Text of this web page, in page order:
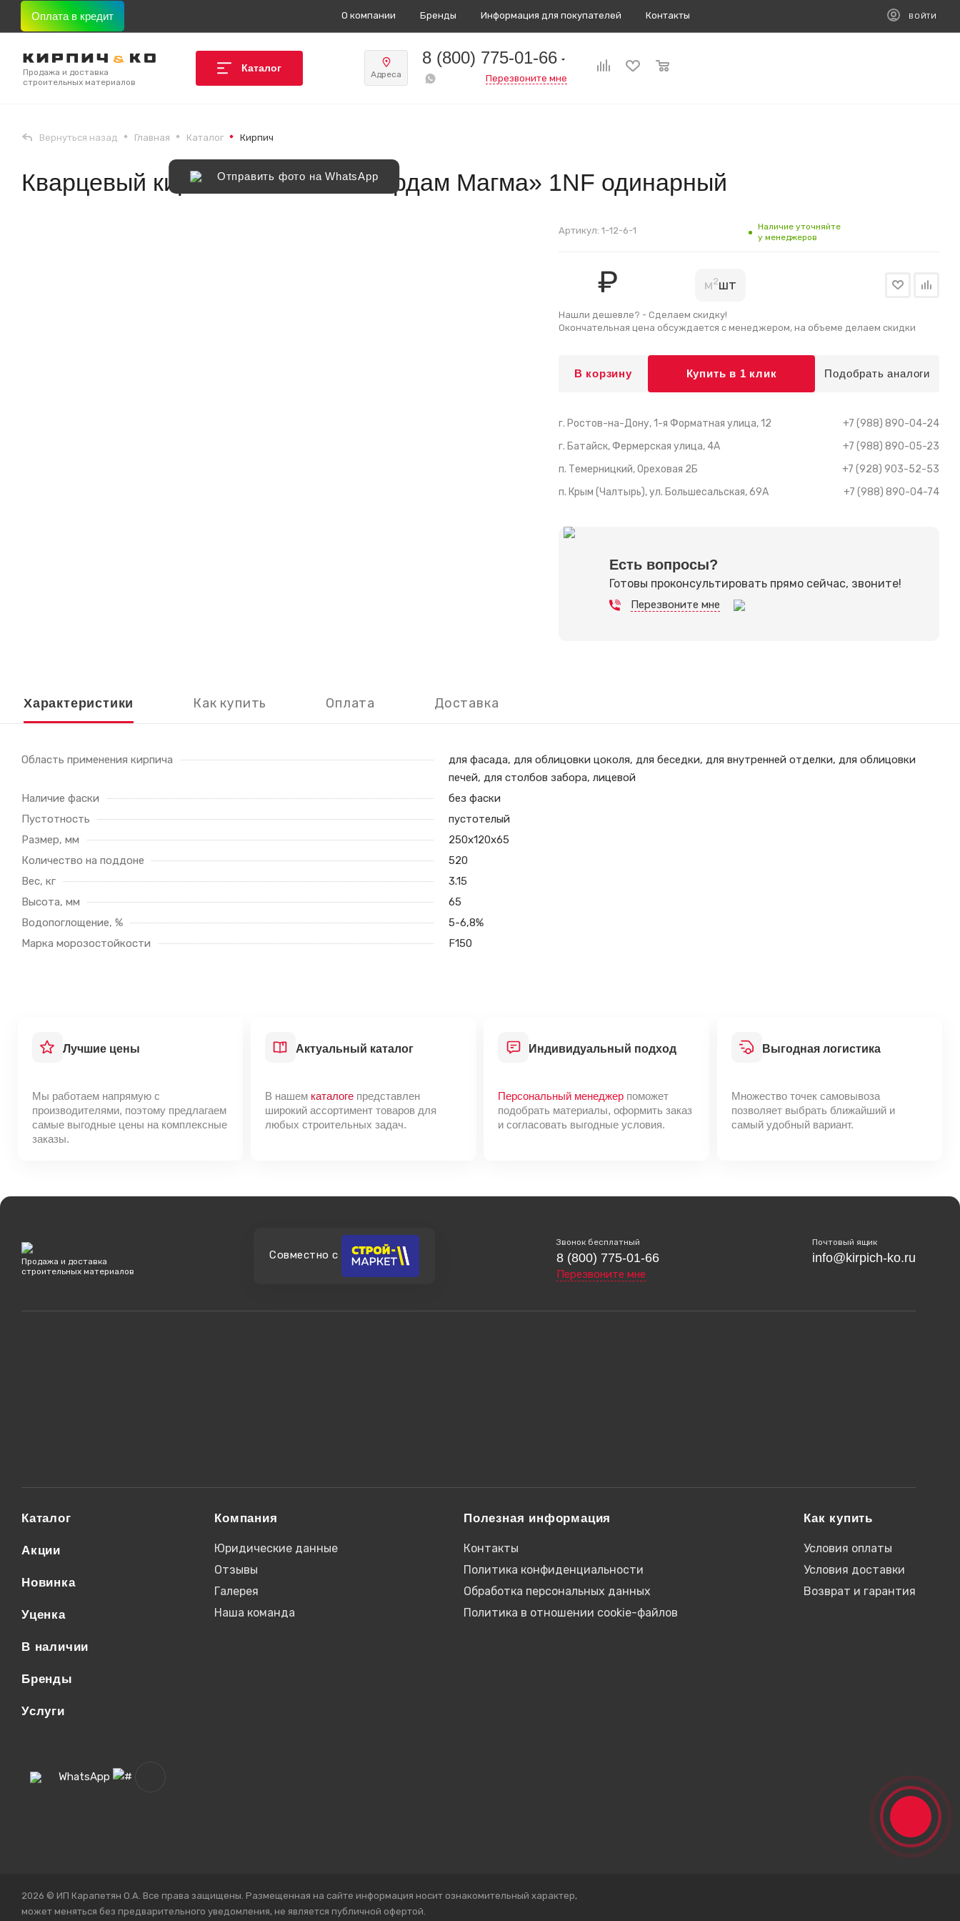
Оплата в кредит О компании Бренды Информация для покупателей Контакты ВОЙТИ
Продажа и доставка
строительных материалов
Каталог
Адреса
8 (800) 775-01-66
Перезвоните мне
Кварцевый кирпич Литос «Амстердам Магма» 1NF одинарный
Вернуться назад Главная Каталог Кирпич
Отправить фото на WhatsApp
Артикул: 1-12-6-1
Наличие уточняйте
у менеджеров
₽ м2шт
Нашли дешевле? - Сделаем скидку!
Окончательная цена обсуждается с менеджером, на объеме делаем скидки
В корзину Купить в 1 клик Подобрать аналоги
г. Ростов-на-Дону, 1-я Форматная улица, 12
+7 (988) 890-04-24
г. Батайск, Фермерская улица, 4А
+7 (988) 890-05-23
п. Темерницкий, Ореховая 2Б
+7 (928) 903-52-53
п. Крым (Чалтырь), ул. Большесальская, 69А
+7 (988) 890-04-74
Есть вопросы?
Готовы проконсультировать прямо сейчас, звоните!
Перезвоните мне
Лучшие цены
Мы работаем напрямую с
производителями, поэтому предлагаем
самые выгодные цены на комплексные
заказы.
Актуальный каталог
В нашем каталогепредставлен
широкий ассортимент товаров для
любых строительных задач.
Индивидуальный подход
Персональный менеджер поможет
подобрать материалы, оформить заказ
и согласовать выгодные условия.
Выгодная логистика
Множество точек самовывоза
позволяет выбрать ближайший и
самый удобный вариант.
Характеристики Как купить Оплата Доставка
Область применения кирпича
для фасада, для облицовки цоколя, для беседки, для внутренней отделки, для облицовки
печей, для столбов забора, лицевой
Наличие фаски
без фаски
Пустотность
пустотелый
Размер, мм
250х120х65
Количество на поддоне
520
Вес, кг
3.15
Высота, мм
65
Водопоглощение, %
5-6,8%
Марка морозостойкости
F150
Наименование фактуры
Продажа и доставка
строительных материалов
Cовместно с
Звонок бесплатный
8 (800) 775-01-66
Перезвоните мне
Почтовый ящик
info@kirpich-ko.ru
Каталог
Акции
Новинка
Уценка
В наличии
Бренды
Услуги
Компания
Юридические данные
Отзывы
Галерея
Наша команда
Полезная информация
Контакты
Политика конфиденциальности
Обработка персональных данных
Политика в отношении cookie-файлов
Как купить
Условия оплаты
Условия доставки
Возврат и гарантия
WhatsApp
2026 © ИП Карапетян О.А. Все права защищены. Размещенная на сайте информация носит ознакомительный характер,
может меняться без предварительного уведомления, не является публичной офертой.